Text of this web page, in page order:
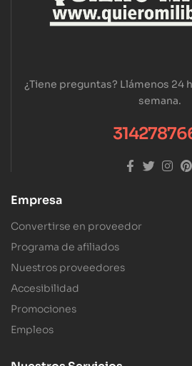
¿Tiene preguntas? Llámenos 24
semana.
Empresa
Convertirse en proveedor
Programa de afiliados
Nuestros proveedores
Accesibilidad
Promociones
Empleos